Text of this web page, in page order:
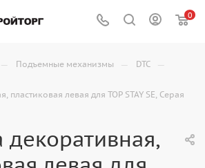
0
— Подъемные механизмы — DTC —
пластиковая левая для TOP STAY SE, Серая
декоративная,